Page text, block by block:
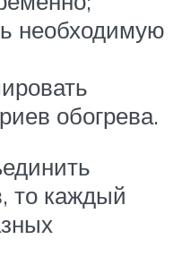
необходимую
обогрева.
то каждый